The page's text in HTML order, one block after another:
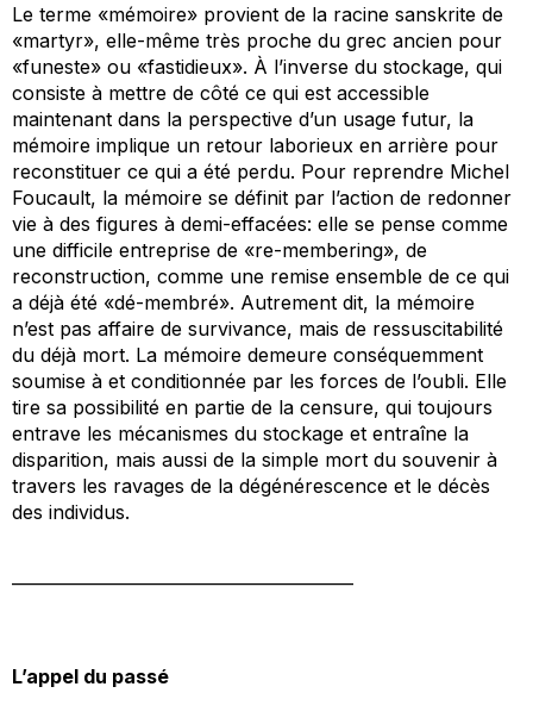
Le terme «mémoire» provient de la racine sanskrite de
«martyr», elle-même très proche du grec ancien pour
«funeste» ou «fastidieux». À l’inverse du stockage, qui
consiste à mettre de côté ce qui est accessible
maintenant dans la perspective d’un usage futur, la
mémoire implique un retour laborieux en arrière pour
reconstituer ce qui a été perdu. Pour reprendre Michel
Foucault, la mémoire se définit par l’action de redonner
vie à des figures à demi-effacées: elle se pense comme
une difficile entreprise de «re-membering», de
reconstruction, comme une remise ensemble de ce qui
a déjà été «dé-membré». Autrement dit, la mémoire
n’est pas affaire de survivance, mais de ressuscitabilité
du déjà mort. La mémoire demeure conséquemment
soumise à et conditionnée par les forces de l’oubli. Elle
tire sa possibilité en partie de la censure, qui toujours
entrave les mécanismes du stockage et entraîne la
disparition, mais aussi de la simple mort du souvenir à
travers les ravages de la dégénérescence et le décès
des individus.
L’appel du passé